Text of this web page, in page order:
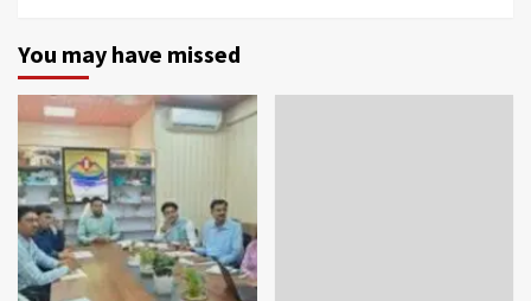
You may have missed